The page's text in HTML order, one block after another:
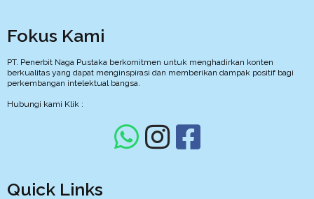
Fokus Kami
PT. Penerbit Naga Pustaka berkomitmen untuk menghadirkan konten
berkualitas yang dapat menginspirasi dan memberikan dampak positif bagi
perkembangan intelektual bangsa.
Hubungi kami Klik :
Quick Links